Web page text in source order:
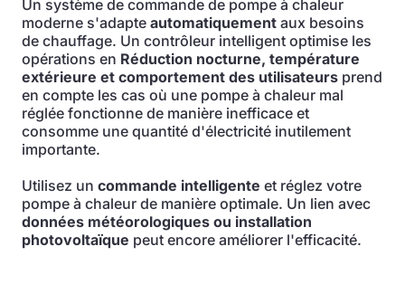
Un système de commande de pompe à chaleur
moderne s'adapte automatiquement aux besoins
de chauffage. Un contrôleur intelligent optimise les
opérations en Réduction nocturne, température
extérieure et comportement des utilisateurs prend
en compte les cas où une pompe à chaleur mal
réglée fonctionne de manière inefficace et
consomme une quantité d'électricité inutilement
importante.
Utilisez un commande intelligente et réglez votre
pompe à chaleur de manière optimale. Un lien avec
données météorologiques ou installation
photovoltaïque peut encore améliorer l'efficacité.